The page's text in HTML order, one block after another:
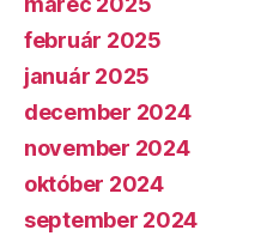
február 2025
január 2025
december 2024
november 2024
október 2024
september 2024